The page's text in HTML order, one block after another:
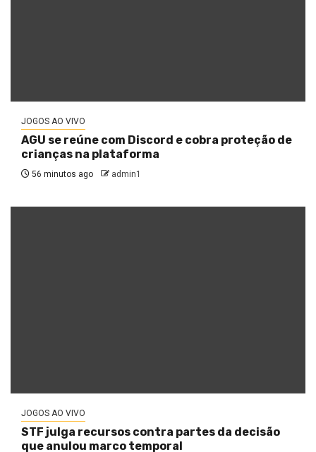
JOGOS AO VIVO
AGU se reúne com Discord e cobra proteção de
crianças na plataforma
56 minutos ago admin1
JOGOS AO VIVO
STF julga recursos contra partes da decisão
que anulou marco temporal